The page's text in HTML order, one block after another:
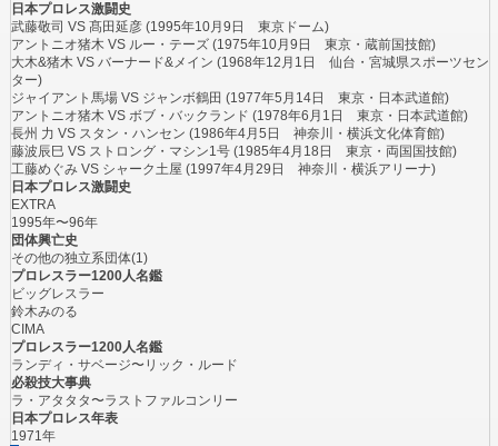
日本プロレス激闘史
武藤敬司 VS髙田延彦 (1995年10月9日 東京ドーム)
アントニオ猪木 VSルー・テーズ (1975年10月9日 東京・蔵前国技館)
大木&猪木 VSバーナード&メイン (1968年12月1日 仙台・宮城県スポーツセン
ター)
ジャイアント馬場 VSジャンボ鶴田 (1977年5月14日 東京・日本武道館)
アントニオ猪木 VSボブ・バックランド (1978年6月1日 東京・日本武道館)
長州 力 VSスタン・ハンセン (1986年4月5日 神奈川・横浜文化体育館)
藤波辰巳 VSストロング・マシン1号 (1985年4月18日 東京・両国国技館)
工藤めぐみ VSシャーク土屋 (1997年4月29日 神奈川・横浜アリーナ)
日本プロレス激闘史
EXTRA
1995年〜96年
団体興亡史
その他の独立系団体(1)
プロレスラー1200人名鑑
ビッグレスラー
鈴木みのる
CIMA
プロレスラー1200人名鑑
ランディ・サベージ〜リック・ルード
必殺技大事典
ラ・アタタタ〜ラストファルコンリー
日本プロレス年表
1971年